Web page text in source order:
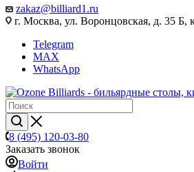
zakaz@billiard1.ru
г. Москва, ул. Воронцовская, д. 35 Б,
Telegram
MAX
WhatsApp
8 (495) 120-03-80
Заказать звонок
Войти